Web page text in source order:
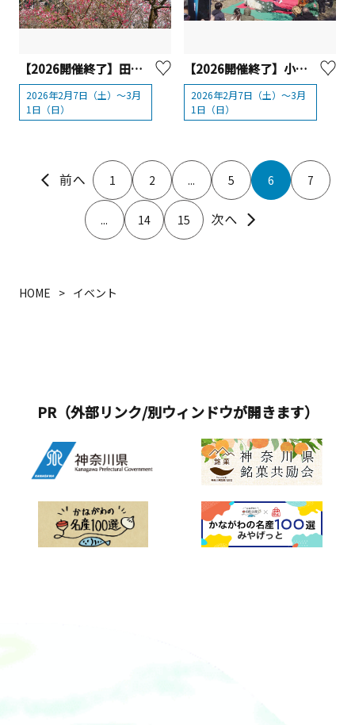
【2026開催終了】田浦梅林まつり【横須賀市】
2026年2月7日（土）～3月
1日（日）
【2026開催終了】小田原梅まつり（曽我梅林と小田原城址公園）【小田原市】
2026年2月7日（土）～3月
1日（日）
1 2 ... 5 6 7
... 14 15
HOME イベント
PR（外部リンク/別ウィンドウが開きます）